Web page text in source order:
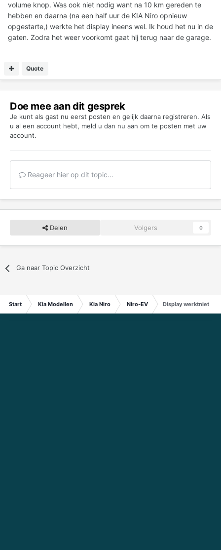
volume knop. Was ook niet nodig want na 10 km gereden te
hebben en daarna (na een half uur de KIA Niro opnieuw
opgestarte,) werkte het display ineens wel. Ik houd het nu in de
gaten. Zodra het weer voorkomt gaat hij terug naar de garage.
Quote
Doe mee aan dit gesprek
Je kunt als gast nu eerst posten en gelijk daarna registreren. Als
u al een account hebt, meld u dan nu aan om te posten met uw
account.
Reageer hier op dit topic...
Delen Volgers 0
Ga naar Topic Overzicht
Start Kia Modellen Kia Niro Niro-EV Display werktniet